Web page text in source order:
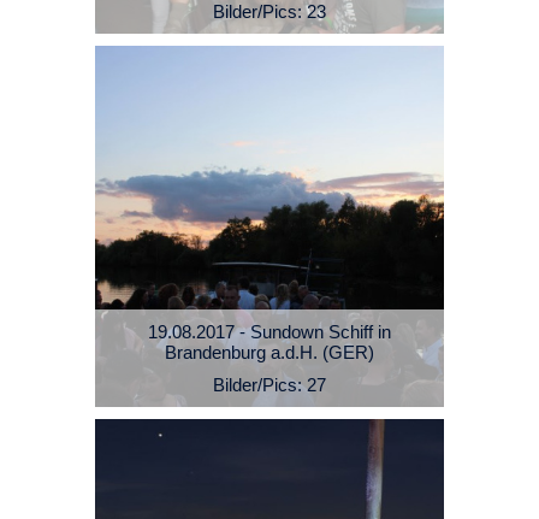
Bilder/Pics: 23
19.08.2017 - Sundown Schiff in
Brandenburg a.d.H. (GER)
Bilder/Pics: 27